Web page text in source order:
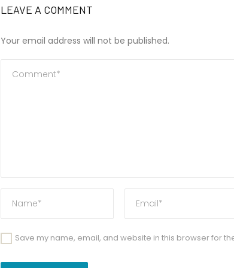
LEAVE A COMMENT
Your email address will not be published.
Save my name, email, and website in this browser for